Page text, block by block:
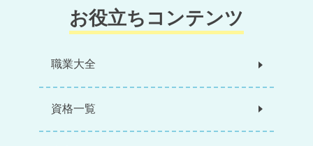
お役立ちコンテンツ
職業大全
資格一覧